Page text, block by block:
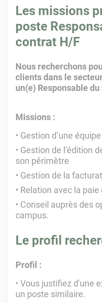
Les missions
poste
contrat H/F
Nous recherchons
clients dans le
un(e) Responsable
Missions :
Gestion d’une
Gestion de l’édition
son périmètre
Gestion de la
Relation avec la paie
Conseil auprès des
campus.
Le profil
Profil :
Vous justifiez d'une
un poste similaire.